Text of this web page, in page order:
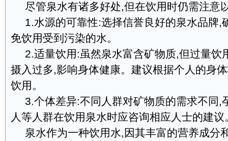
尽管泉水有诸多好处,但在饮用时仍需注意
1.水源的可靠性:选择信誉良好的泉水品牌,
免饮用受到污染的水。
2.适量饮用:虽然泉水富含矿物质,但过量饮
摄入过多,影响身体健康。建议根据个人的身
饮用。
3.个体差异:不同人群对矿物质的需求不同,
人等人群在饮用泉水时应咨询相应人士的建议
泉水作为一种饮用水,因其丰富的营养成分